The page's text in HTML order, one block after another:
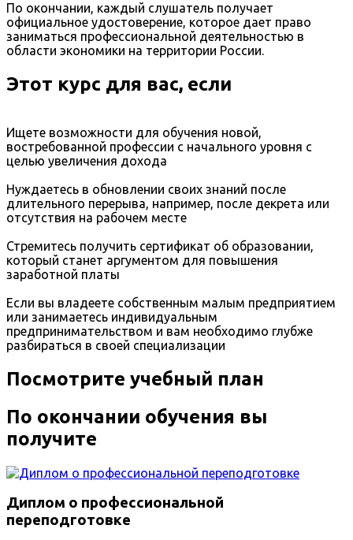
По окончании, каждый слушатель получает
официальное удостоверение, которое дает право
заниматься профессиональной деятельностью в
области экономики на территории России.
Этот курс для вас, если
Ищете возможности для обучения новой,
востребованной профессии с начального уровня с
целью увеличения дохода
Нуждаетесь в обновлении своих знаний после
длительного перерыва, например, после декрета или
отсутствия на рабочем месте
Стремитесь получить сертификат об образовании,
который станет аргументом для повышения
заработной платы
Если вы владеете собственным малым предприятием
или занимаетесь индивидуальным
предпринимательством и вам необходимо глубже
разбираться в своей специализации
Посмотрите учебный план
По окончании обучения вы
получите
Диплом о профессиональной
переподготовке